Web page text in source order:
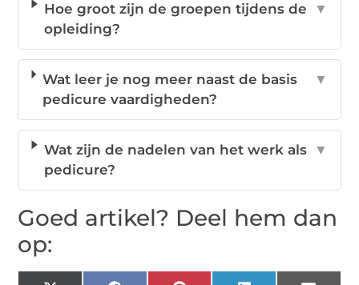
Hoe groot zijn de groepen tijdens de
opleiding?
▼
Wat leer je nog meer naast de basis
pedicure vaardigheden?
▼
Wat zijn de nadelen van het werk als
pedicure?
▼
Goed artikel? Deel hem dan
op: